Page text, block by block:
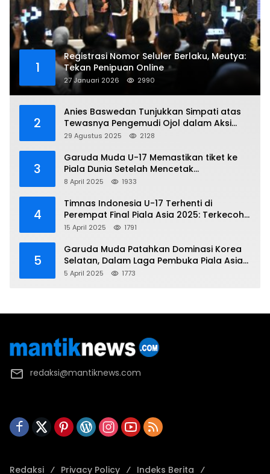
1
Registrasi Nomor Seluler Berlaku, Meutya:
Tekan Penipuan Online
27 Januari 2026 2990
2
Anies Baswedan Tunjukkan Simpati atas
Tewasnya Pengemudi Ojol dalam Aksi
Demo
29 Agustus 2025 2128
3
Garuda Muda U-17 Memastikan tiket ke
Piala Dunia Setelah Mencetak
Kemenangan Gemilang atas Yaman 4-1 di
8 April 2025 1933
4
Timnas Indonesia U-17 Terhenti di
Perempat Final Piala Asia 2025: Terkecoh
Korea Utara
15 April 2025 1791
5
Garuda Muda Patahkan Dominasi Korea
Selatan, Dalam Laga Pembuka Piala Asia
2025 U-17
5 April 2025 1773
redaksi@mantiknews.com
Redaksi Privacy Policy Indeks Berita